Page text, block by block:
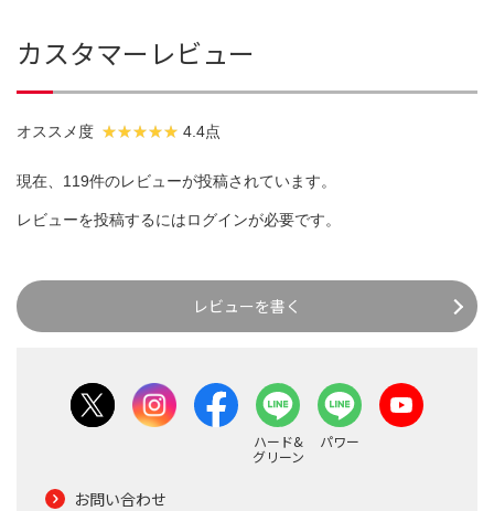
カスタマーレビュー
オススメ度 4.4点
現在、119件のレビューが投稿されています。
レビューを投稿するにはログインが必要です。
レビューを書く
ハード&
グリーン
パワー
お問い合わせ